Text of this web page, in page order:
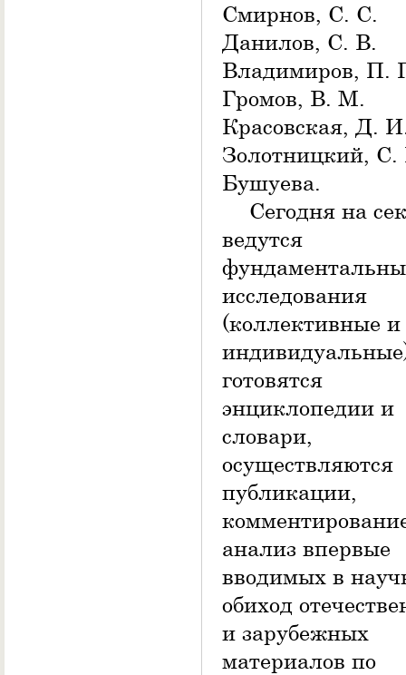
Смирнов, С. С.
Данилов, С. В.
Владимиров, П.
Громов, В. М.
Красовская, Д.
Золотницкий, С.
Бушуева.
Сегодня на
ведутся
исследования
(коллективные и
готовятся
энциклопедии и
словари,
осуществляются
публикации,
анализ впервые
вводимых в
обиход
и зарубежных
материалов по